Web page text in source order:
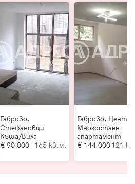
Габрово,
Стефановци
Къща/Вила
90 000 165 кв.м.
Габрово, Център
Многостаен
апартамент
144 000121